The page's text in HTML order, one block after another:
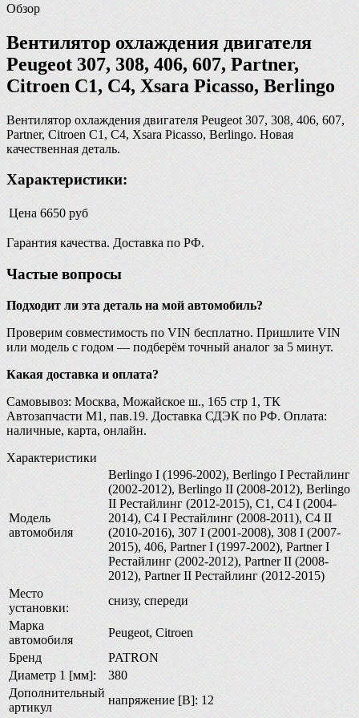
Обзор
Вентилятор охлаждения двигателя
Peugeot 307, 308, 406, 607, Partner,
Citroen С1, C4, Xsara Picasso, Berlingo
Вентилятор охлаждения двигателя Peugeot 307, 308, 406, 607,
Partner, Citroen С1, C4, Xsara Picasso, Berlingo. Новая
качественная деталь.
Характеристики:
Цена 6650 руб
Гарантия качества. Доставка по РФ.
Частые вопросы
Подходит ли эта деталь на мой автомобиль?
Проверим совместимость по VIN бесплатно. Пришлите VIN
или модель с годом — подберём точный аналог за 5 минут.
Какая доставка и оплата?
Самовывоз: Москва, Можайское ш., 165 стр 1, ТК
Автозапчасти М1, пав.19. Доставка СДЭК по РФ. Оплата:
наличные, карта, онлайн.
Характеристики
Модель
автомобиля
Berlingo I (1996-2002), Berlingo I Рестайлинг
(2002-2012), Berlingo II (2008-2012), Berlingo
II Рестайлинг (2012-2015), C1, C4 I (2004-
2014), C4 I Рестайлинг (2008-2011), C4 II
(2010-2016), 307 I (2001-2008), 308 I (2007-
2015), 406, Partner I (1997-2002), Partner I
Рестайлинг (2002-2012), Partner II (2008-
2012), Partner II Рестайлинг (2012-2015)
Место
установки:
снизу, спереди
Марка
автомобиля
Peugeot, Citroen
Бренд
PATRON
Диаметр 1 [мм]:
380
Дополнительный
артикул
напряжение [В]: 12